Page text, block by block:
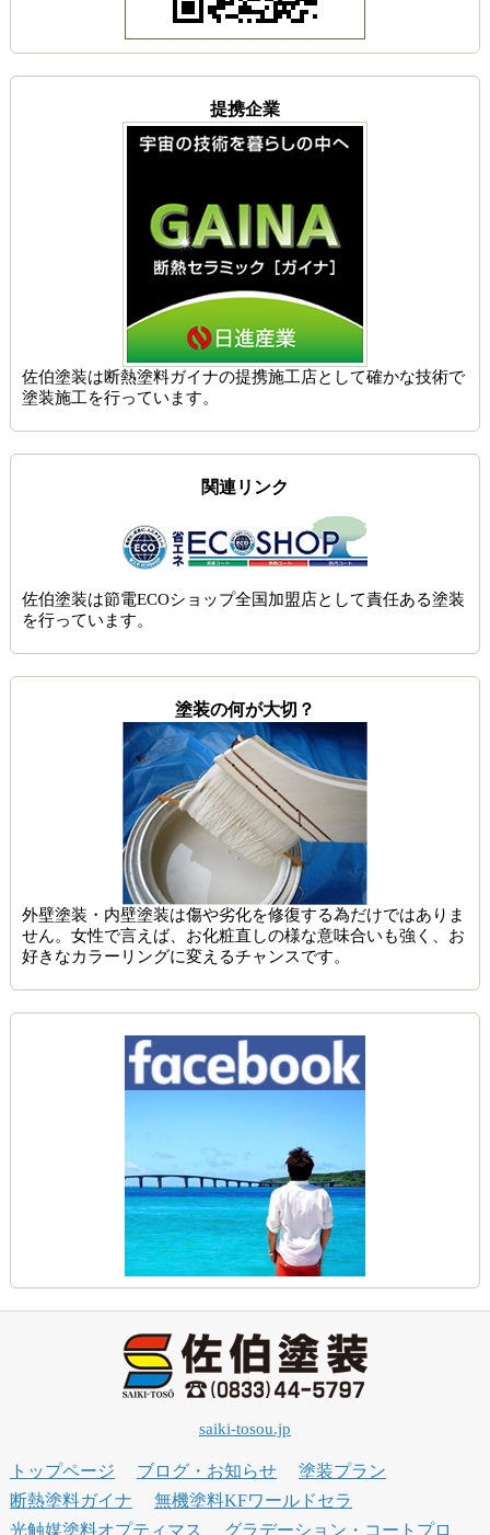
提携企業
佐伯塗装は断熱塗料ガイナの提携施工店として確かな技術で
塗装施工を行っています。
関連リンク
佐伯塗装は節電ECOショップ全国加盟店として責任ある塗装
を行っています。
塗装の何が大切？
外壁塗装・内壁塗装は傷や劣化を修復する為だけではありま
せん。女性で言えば、お化粧直しの様な意味合いも強く、お
好きなカラーリングに変えるチャンスです。
saiki-tosou.jp
トップページ ブログ・お知らせ
塗装プラン
断熱塗料ガイナ
無機塗料KFワールドセラ
光触媒塗料オプティマス
グラデーション・コートプロ